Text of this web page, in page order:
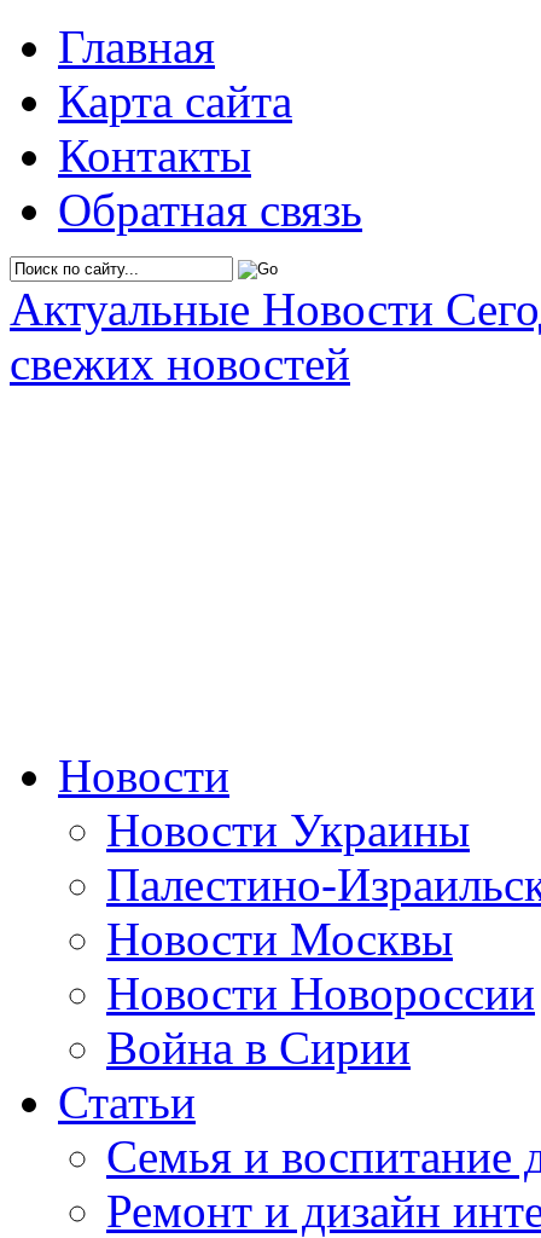
Главная
Карта сайта
Контакты
Обратная связь
Актуальные Новости
свежих новостей
Новости
Новости Украины
Палестино-
Новости Москвы
Новости Новороссии
Война в Сирии
Статьи
Семья и воспитание
Ремонт и дизайн